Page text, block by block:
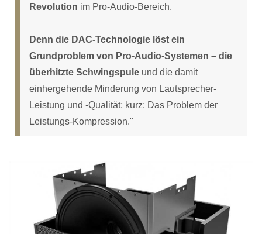
Revolution im Pro-Audio-Bereich.
Denn die DAC-Technologie löst ein
Grundproblem von Pro-Audio-Systemen – die
überhitzte Schwingspule und die damit
einhergehende Minderung von Lautsprecher-
Leistung und -Qualität; kurz: Das Problem der
Leistungs-Kompression."